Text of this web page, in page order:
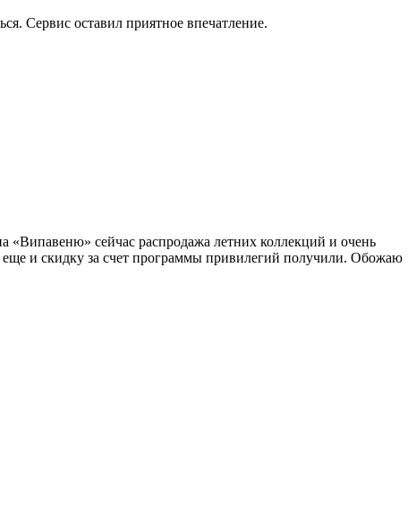
Сервис оставил приятное впечатление.
«Випавеню» сейчас распродажа летних коллекций и очень
и скидку за счет программы привилегий получили. Обожаю